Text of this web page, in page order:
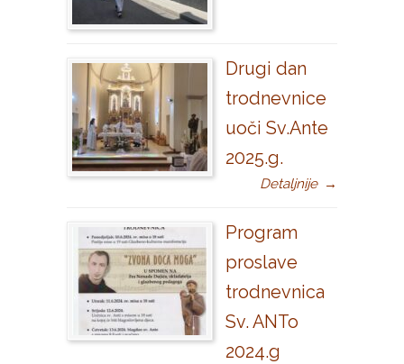
Drugi dan
trodnevnice
uoči Sv.Ante
2025.g.
Detaljnije →
Program
proslave
trodnevnica
Sv. ANTo
2024.g